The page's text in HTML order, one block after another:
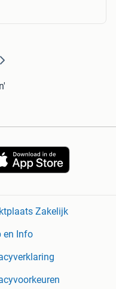
Zakelijk
en Info